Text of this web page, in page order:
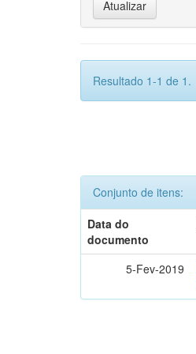
Resultado 1-1 de 1.
Conjunto de itens:
Data do
documento
5-Fev-2019